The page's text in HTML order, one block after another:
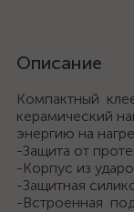
Описание
Компактный
керамический
энергию на
-Защита от
-Корпус из
-Защитная
-Встроенная